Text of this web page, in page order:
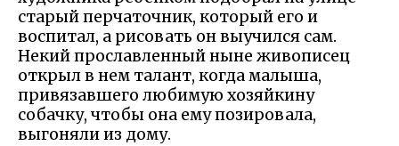
старый перчаточник, который его и
воспитал, а рисовать он выучился сам.
Некий прославленный ныне живописец
открыл в нем талант, когда малыша,
привязавшего любимую хозяйкину
собачку, чтобы она ему позировала,
выгоняли из дому.